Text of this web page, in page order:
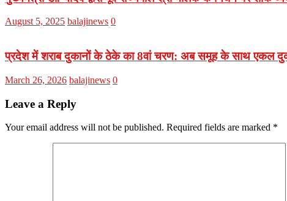
August 5, 2025 balajinews 0
प्रदेश में शराब दुकानों के ठेके का 8वां चरण: अब समूह के साथ एकल
March 26, 2026 balajinews 0
Leave a Reply
Your email address will not be published. Required fields are marked *